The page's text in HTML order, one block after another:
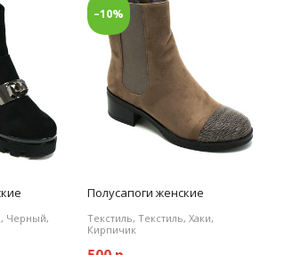
Черный,
–10%
Полусапоги женские
Текстиль, Текстиль, Хаки,
Кирпичик